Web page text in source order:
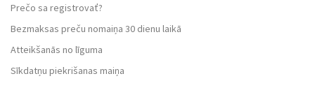
Prečo sa registrovať?
Bezmaksas preču nomaiņa 30 dienu laikā
Atteikšanās no līguma
Sīkdatņu piekrišanas maiņa